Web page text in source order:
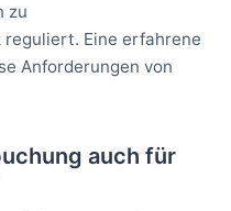
zu
Eine erfahrene
Anforderungen von
auch für